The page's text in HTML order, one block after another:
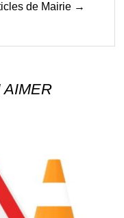
de Mairie →
AIMER